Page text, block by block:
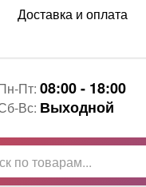
Доставка и оплата
Пт: 08:00 - 18:00
Вс: Выходной